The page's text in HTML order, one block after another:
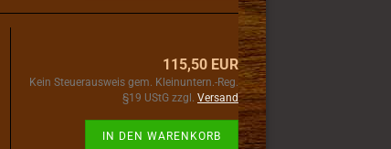
115,50 EUR
Kein Steuerausweis gem. Kleinuntern.-Reg.
§19 UStG zzgl. Versand
IN DEN WARENKORB